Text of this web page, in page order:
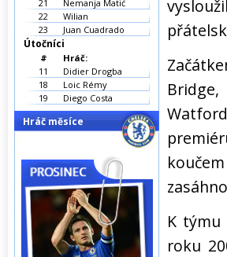
K týmu
roku
21
Nemanja Matić
22
Wilian
23
Juan Cuadrado
Útočníci
#
Hráč:
11
Didier Drogba
18
Loic Rémy
19
Diego Costa
Hráč měsíce